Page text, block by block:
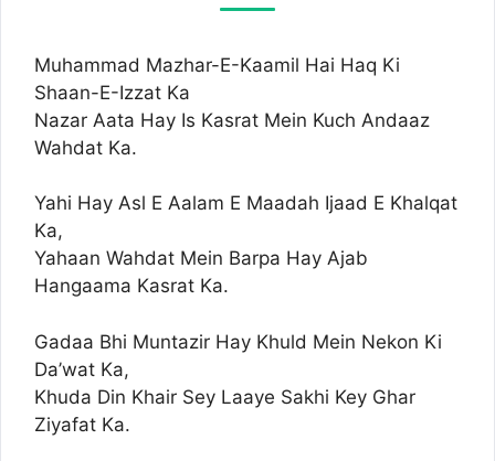
Muhammad Mazhar-E-Kaamil Hai Haq Ki
Shaan-E-Izzat Ka
Nazar Aata Hay Is Kasrat Mein Kuch Andaaz
Wahdat Ka.
Yahi Hay Asl E Aalam E Maadah Ijaad E Khalqat
Ka,
Yahaan Wahdat Mein Barpa Hay Ajab
Hangaama Kasrat Ka.
Gadaa Bhi Muntazir Hay Khuld Mein Nekon Ki
Da’wat Ka,
Khuda Din Khair Sey Laaye Sakhi Key Ghar
Ziyafat Ka.